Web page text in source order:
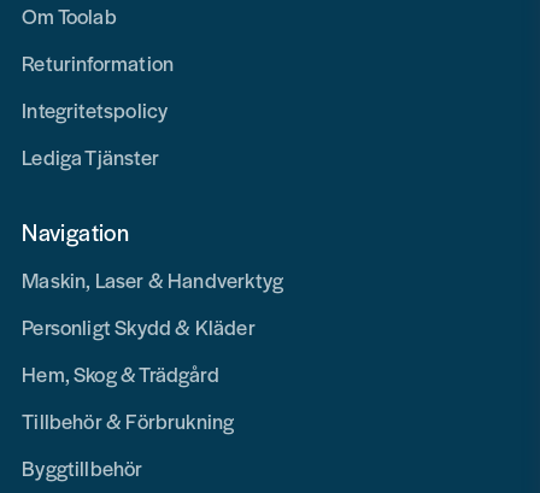
Om Toolab
Returinformation
Integritetspolicy
Lediga Tjänster
Navigation
Maskin, Laser & Handverktyg
Personligt Skydd & Kläder
Hem, Skog & Trädgård
Tillbehör & Förbrukning
Byggtillbehör